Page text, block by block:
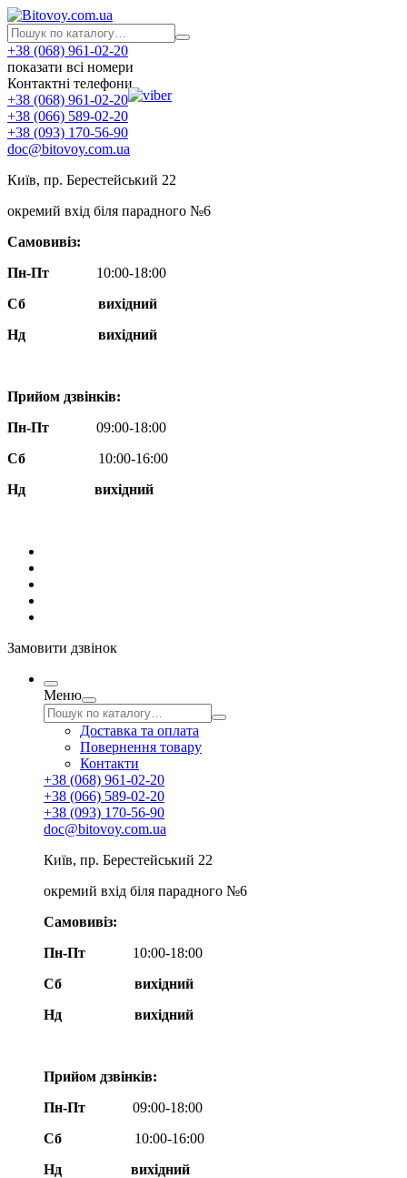
+38 (068) 961-02-20
показати всі номери
Контактні телефони
+38 (068) 961-02-20
+38 (066) 589-02-20
+38 (093) 170-56-90
doc@bitovoy.com.ua
Київ, пр. Берестейський 22
окремий вхід біля парадного №6
Самовивіз:
Пн-Пт
10:00-18:00
Сб
вихідний
Нд
вихідний
Прийом дзвінків:
Пн-Пт
09:00-18:00
Сб
10:00-16:00
Нд вихідний
Замовити дзвінок
Меню
Доставка та оплата
Повернення товару
Контакти
+38 (068) 961-02-20
+38 (066) 589-02-20
+38 (093) 170-56-90
doc@bitovoy.com.ua
Київ, пр. Берестейський 22
окремий вхід біля парадного №6
Самовивіз:
Пн-Пт
10:00-18:00
Сб
вихідний
Нд
вихідний
Прийом дзвінків:
Пн-Пт
09:00-18:00
Сб
10:00-16:00
Нд вихідний